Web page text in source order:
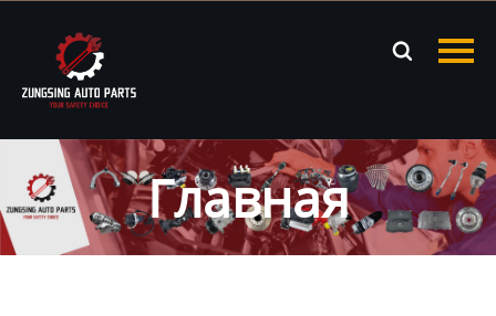

Главная
Продукция
Новости
О нас
Контакты
Главная